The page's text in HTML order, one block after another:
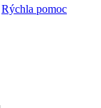
Rýchla pomoc